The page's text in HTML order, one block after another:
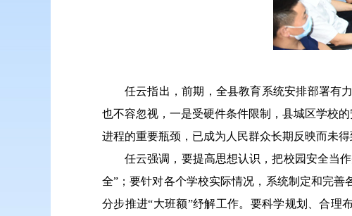
任云指出，前期，全县教育系统安排部署有
也不容忽视，一是受硬件条件限制，县城区学校
进程的重要瓶颈，已成为人民群众长期反映而未
任云强调，要提高思想认识，把校园安全当
全”；要针对各个学校实际情况，系统制定和完
分步推进“大班额”纾解工作。要科学规划、合理